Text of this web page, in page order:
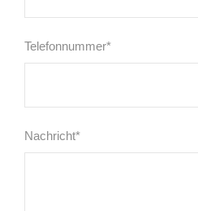
Telefonnummer*
Nachricht*